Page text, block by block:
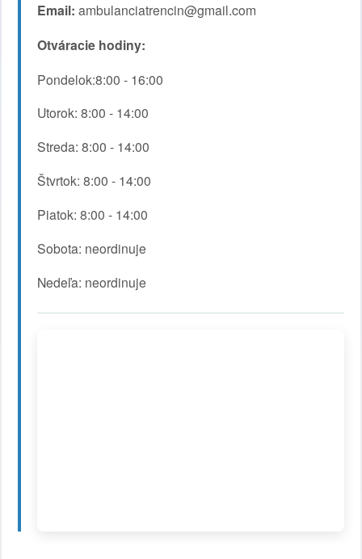
Email: ambulanciatrencin@gmail.com
Otváracie hodiny:
Pondelok:8:00 - 16:00
Utorok: 8:00 - 14:00
Streda: 8:00 - 14:00
Štvrtok: 8:00 - 14:00
Piatok: 8:00 - 14:00
Sobota: neordinuje
Nedeľa: neordinuje